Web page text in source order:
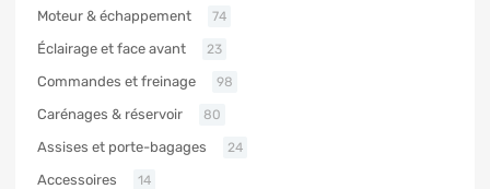
Moteur & échappement 74
Éclairage et face avant 23
Commandes et freinage 98
Carénages & réservoir 80
Assises et porte-bagages 24
Accessoires 14